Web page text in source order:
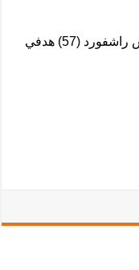
وأحرز كريستيان أريكسن (27) وماركوس راشفورد (57) هدفي